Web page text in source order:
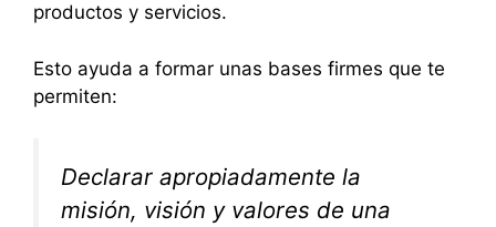
productos y servicios.
Esto ayuda a formar unas bases firmes que te
permiten:
Declarar apropiadamente la
misión, visión y valores de una